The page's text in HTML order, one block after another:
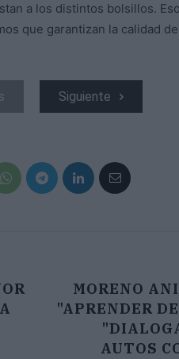
a los distintos bolsillos.
que garantizan la calidad
Siguiente
MORENO
"APRENDER
AUTOS